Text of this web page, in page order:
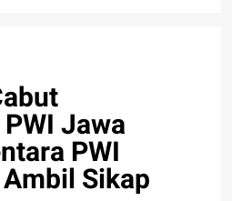
Jawa
PWI
Sikap